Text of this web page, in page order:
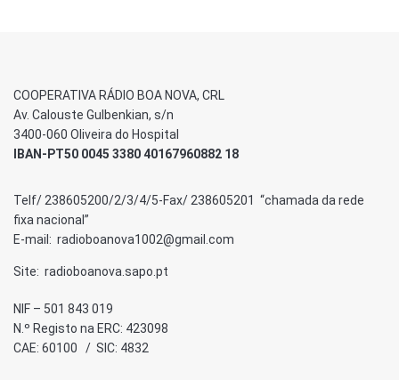
COOPERATIVA RÁDIO BOA NOVA, CRL
Av. Calouste Gulbenkian, s/n
3400-060 Oliveira do Hospital
IBAN-PT50 0045 3380 40167960882 18
Telf/ 238605200/2/3/4/5-Fax/ 238605201 “chamada da rede
fixa nacional”
E-mail: radioboanova1002@gmail.com
Site: radioboanova.sapo.pt
NIF – 501 843 019
N.º Registo na ERC: 423098
CAE: 60100 / SIC: 4832